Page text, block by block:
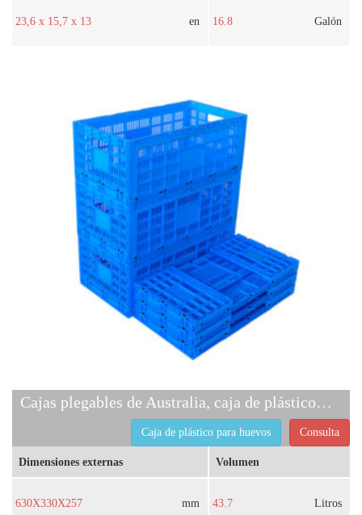
23,6 x 15,7 x 13 en 16.8 Galón
Cajas plegables de Australia, caja de plástico para huevos
Consulta
Caja de plástico para huevos
Dimensiones externas
630X330X257 mm
Volumen
43.7 Litros